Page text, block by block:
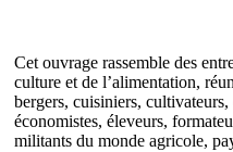
Cet ouvrage rassemble des
culture et de l’alimentation,
bergers, cuisiniers,
économistes, éleveurs,
militants du monde agricole,